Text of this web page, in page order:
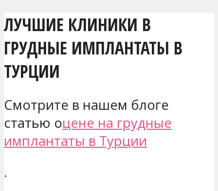
ЛУЧШИЕ КЛИНИКИ В
ГРУДНЫЕ ИМПЛАНТАТЫ В
ТУРЦИИ
Смотрите в нашем блоге
статью оцене на грудные
имплантаты в Турции
.